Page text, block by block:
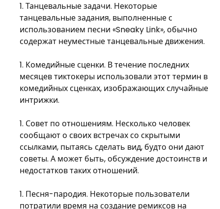
Танцевальные задачи. Некоторые
танцевальные задания, выполненные с
использованием песни «Sneaky Link», обычно
содержат неуместные танцевальные движения.
Комедийные сценки. В течение последних
месяцев тиктокеры использовали этот термин в
комедийных сценках, изображающих случайные
интрижки.
Совет по отношениям. Несколько человек
сообщают о своих встречах со скрытыми
ссылками, пытаясь сделать вид, будто они дают
советы. А может быть, обсуждение достоинств и
недостатков таких отношений.
Песня-пародия. Некоторые пользователи
потратили время на создание ремиксов на